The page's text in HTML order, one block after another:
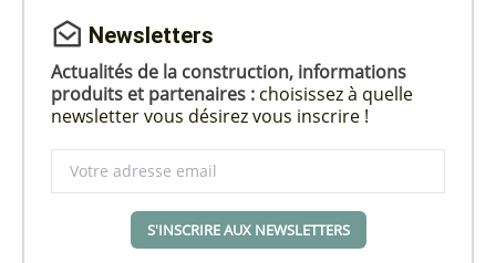
Newsletters
Actualités de la construction, informations
produits et partenaires : choisissez à quelle
newsletter vous désirez vous inscrire !
S'INSCRIRE AUX NEWSLETTERS